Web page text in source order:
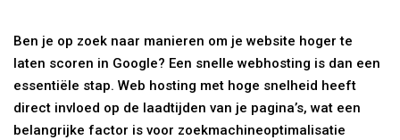
Ben je op zoek naar manieren om je website hoger te
laten scoren in Google? Een snelle webhosting is dan een
essentiële stap. Web hosting met hoge snelheid heeft
direct invloed op de laadtijden van je pagina’s, wat een
belangrijke factor is voor zoekmachineoptimalisatie